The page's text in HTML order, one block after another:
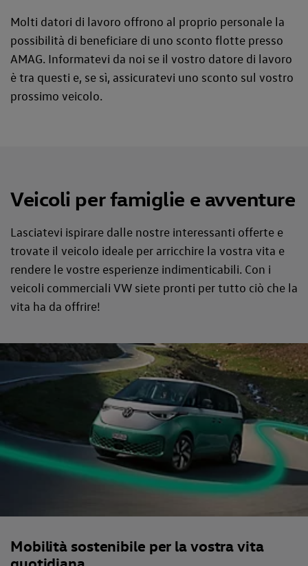
Molti datori di lavoro offrono al proprio personale la
possibilità di beneficiare di uno sconto flotte presso
AMAG. Informatevi da noi se il vostro datore di lavoro
è tra questi e, se sì, assicuratevi uno sconto sul vostro
prossimo veicolo.
Veicoli per famiglie e avventure
Lasciatevi ispirare dalle nostre interessanti offerte e
trovate il veicolo ideale per arricchire la vostra vita e
rendere le vostre esperienze indimenticabili. Con i
veicoli commerciali VW siete pronti per tutto ciò che la
vita ha da offrire!
Mobilità sostenibile per la vostra vita